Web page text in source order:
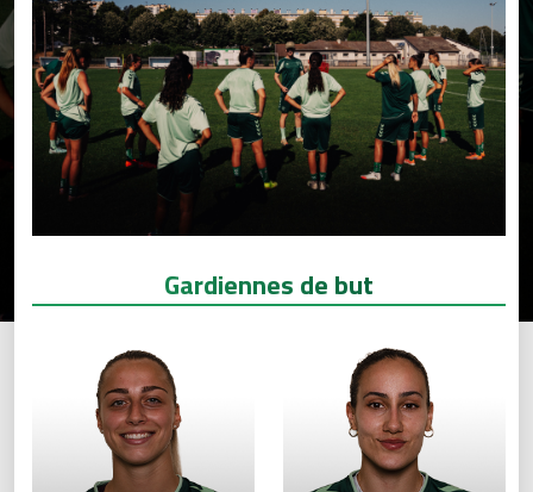
Gardiennes de but